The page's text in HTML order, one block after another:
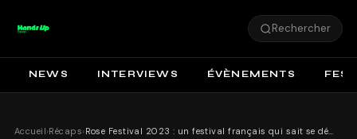
Rechercher
NEWS INTERVIEWS ÉVÈNEMENTS
Accueil›Récaps› Rose Festival 2023 : un festival français qui sait se démarquer